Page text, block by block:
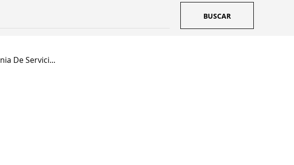
BUSCAR
De Servici...